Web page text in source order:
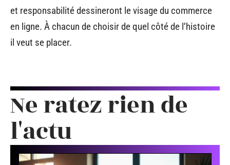
et responsabilité dessineront le visage du commerce
en ligne. À chacun de choisir de quel côté de l’histoire
il veut se placer.
Ne ratez rien de
l'actu